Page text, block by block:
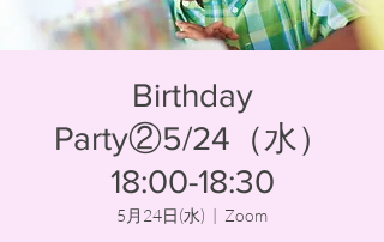
Birthday
Party②5/24（水）
18:00-18:30
5月24日(水)
  |
Zoom